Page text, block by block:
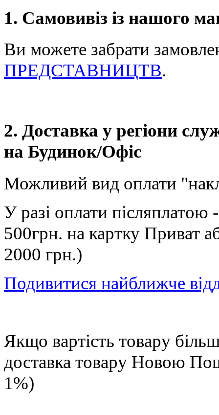
1. Самовивіз із нашого
Ви можете забрати
ПРЕДСТАВНИЦТВ.
2. Доставка у регіони
на Будинок/Офіс
Можливий вид оплати
У разі оплати післяплатою
500грн. на картку Приват
2000 грн.)
Подивитися найближче
Якщо вартість товару
доставка товару Новою
1%)